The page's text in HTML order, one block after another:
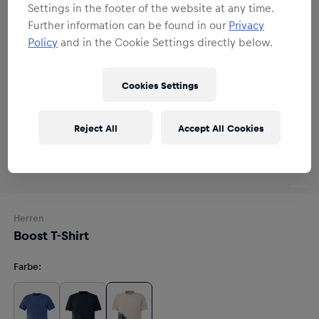
Herren
Boost T-Shirt
Farbe:
Settings in the footer of the website at any time.
Further information can be found in our Privacy
Policy and in the Cookie Settings directly below.
Cookies Settings
Reject All Accept All Cookies